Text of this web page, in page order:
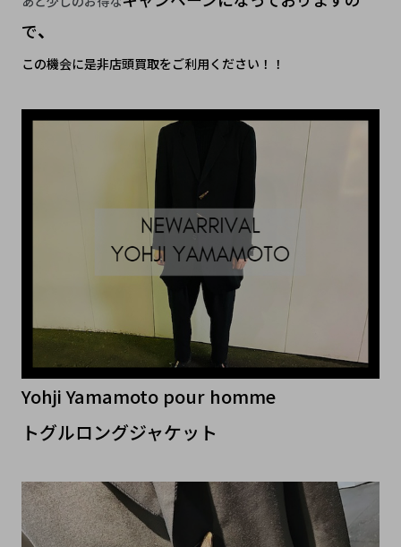
で、
この機会に是非店頭買取をご利用ください！！
Yohji Yamamoto pour homme
トグルロングジャケット